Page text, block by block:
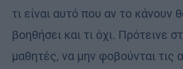
τι είναι αυτό που αν το κάνουν
βοηθήσει και τι όχι. Πρότεινε
μαθητές, να μην φοβούνται τις